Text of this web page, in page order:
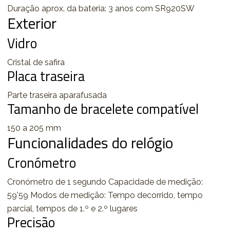
Duração aprox. da bateria: 3 anos com SR920SW
Exterior
Vidro
Cristal de safira
Placa traseira
Parte traseira aparafusada
Tamanho de bracelete compatível
150 a 205 mm
Funcionalidades do relógio
Cronómetro
Cronómetro de 1 segundo Capacidade de medição:
59'59 Modos de medição: Tempo decorrido, tempo
parcial, tempos de 1.º e 2.º lugares
Precisão